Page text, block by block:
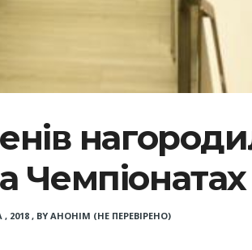
Чемпіонатах
2018, BY АНОНІМ (НЕ ПЕРЕВІРЕНО)